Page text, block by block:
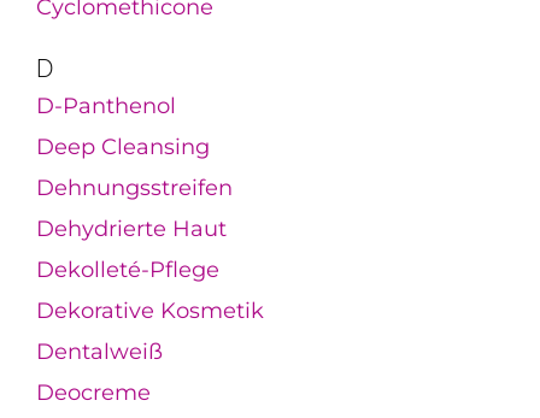
Cyclomethicone
D
D-Panthenol
Deep Cleansing
Dehnungsstreifen
Dehydrierte Haut
Dekolleté-Pflege
Dekorative Kosmetik
Dentalweiß
Deocreme